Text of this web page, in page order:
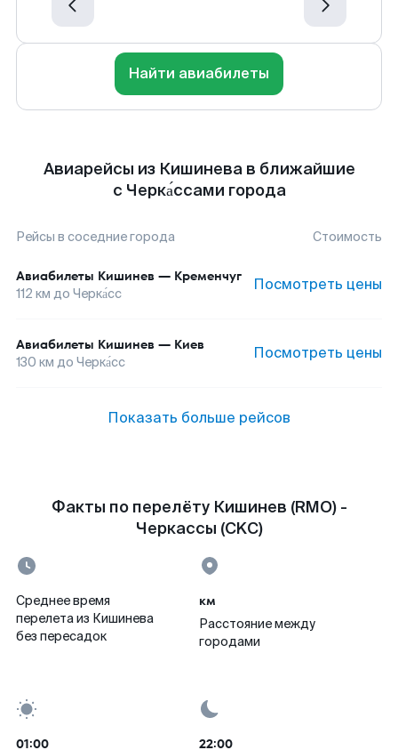
Найти авиабилеты
Авиарейсы из Кишинева в ближайшие
с Черка́ссами города
Рейсы в соседние города Стоимость
Авиабилеты Кишинев — Кременчуг
112 км до Черка́сс Посмотреть цены
Авиабилеты Кишинев — Киев
130 км до Черка́сс Посмотреть цены
Показать больше рейсов
Факты по перелёту Кишинев (RMO) -
Черкассы (CKC)
Среднее время
перелета из Кишинева
без пересадок
км
Расстояние между
городами
01:00 22:00